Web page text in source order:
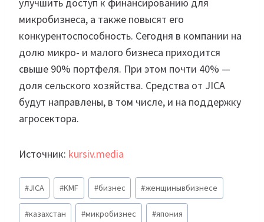
микробизнеса, а также повысят его
конкурентоспособность. Сегодня в компании на
долю микро- и малого бизнеса приходится
свыше 90% портфеля. При этом почти 40% —
доля сельского хозяйства. Средства от JICA
будут направлены, в том числе, и на поддержку
агросектора.
Источник: kursiv.media
Метки
записи:
#JICA #KMF #бизнес #женщинывбизнесе
#казахстан #микробизнес #япония